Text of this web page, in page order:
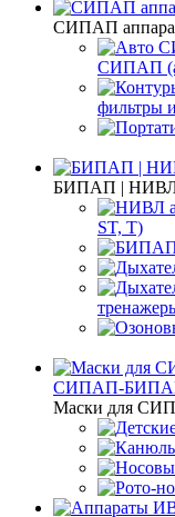
СИПАП
СИПАП
фильтры
БИПАП | НИВЛ
ST, T)
СИПАП-
Маски для